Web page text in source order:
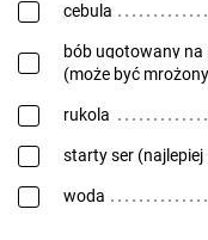
cebula
bób ugotowany na
(może być
rukola
starty ser (najlepiej
woda